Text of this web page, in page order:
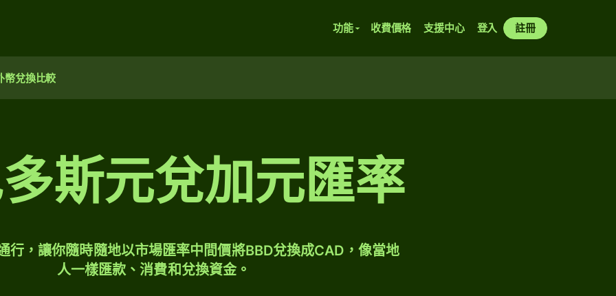
功能 收費價格 支援中心 登入 註冊
幣兌換比較
斯元兌加元匯率
行，讓你隨時隨地以市場匯率中間價將BBD兌換成CAD，像當地
人一樣匯款、消費和兌換資金。